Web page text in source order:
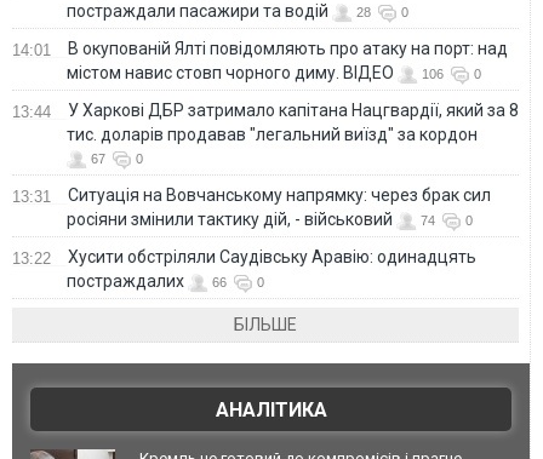
постраждали пасажири та водій
28 0
14:01
В окупованій Ялті повідомляють про атаку на порт: над
містом навис стовп чорного диму. ВІДЕО
106 0
13:44
У Харкові ДБР затримало капітана Нацгвардії, який за 8
тис. доларів продавав "легальний виїзд" за кордон
67 0
13:31
Ситуація на Вовчанському напрямку: через брак сил
росіяни змінили тактику дій, - військовий
74 0
13:22
Хусити обстріляли Саудівську Аравію: одинадцять
постраждалих
66 0
БІЛЬШЕ
АНАЛІТИКА